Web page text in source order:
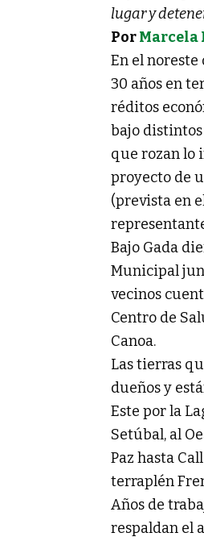
lugar y
Por
En el noreste
30 años en
réditos
bajo
que rozan lo
proyecto de
(prevista en
Bajo Gada
Municipal
vecinos
Centro de
Canoa.
Las tierras
dueños y
Este por la
Setúbal, al
Paz hasta
terraplén
Años de
respaldan el